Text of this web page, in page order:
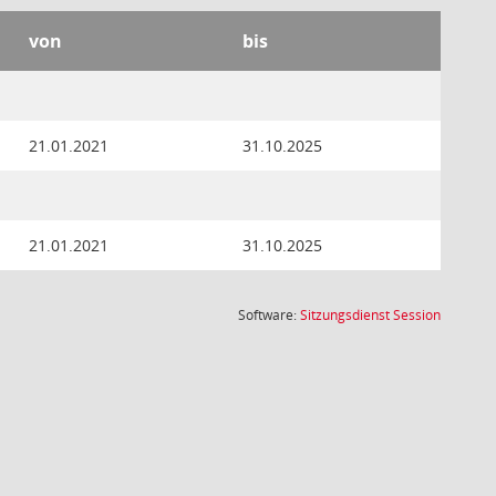
von bis
21.01.2021 31.10.2025
21.01.2021 31.10.2025
Software:SitzungsdienstSession(Wird in